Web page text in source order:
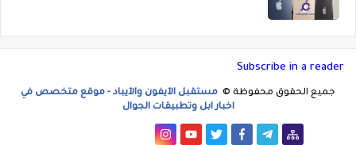
Subscribe in a reader
جميع الحقوق محفوظة © مستقبل الآيفون والآيباد - موقع متخصص في
اخبار ابل وتطبيقات الجوال